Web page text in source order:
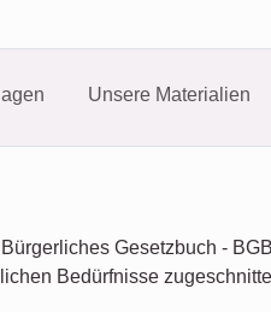
Unsere Materialien
Gesetzbuch -
Bedürfnisse